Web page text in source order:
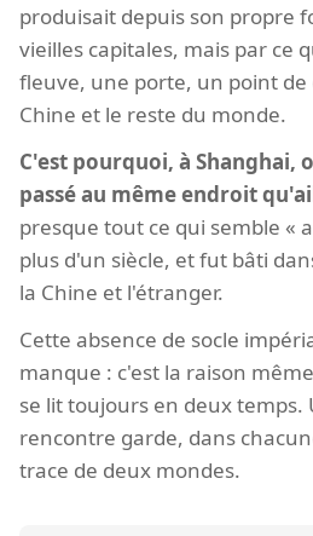
produisait depuis son propre
vieilles capitales, mais par ce
fleuve, une porte, un point
Chine et le reste du monde.
C'est pourquoi, à Shanghai,
passé au même endroit
presque tout ce qui semble «
plus d'un siècle, et fut bâti
la Chine et l'étranger.
Cette absence de socle
manque : c'est la raison
se lit toujours en deux temps.
rencontre garde, dans
trace de deux mondes.